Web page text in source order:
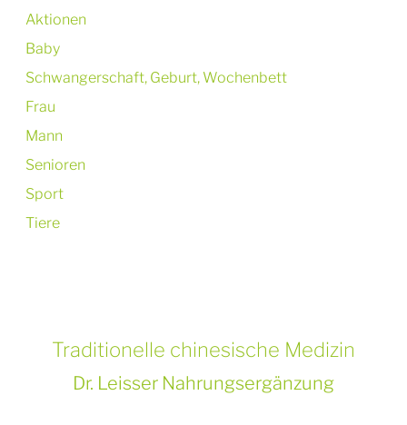
Aktionen
Baby
Schwangerschaft, Geburt, Wochenbett
Frau
Mann
Senioren
Sport
Tiere
Traditionelle chinesische Medizin
Dr. Leisser Nahrungsergänzung